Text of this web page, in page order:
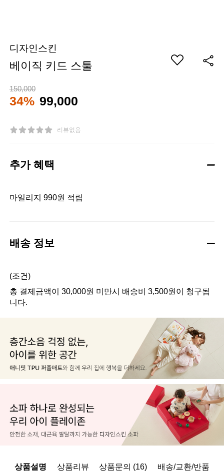
디자인스킨
베이직 키드 스툴
150,000
34% 99,000
리뷰없음
추가 혜택
마일리지 990원 적립
배송 정보
(조건)
총 결제금액이 30,000원 미만시 배송비 3,500원이 청구됩
니다.
상품설명 상품리뷰 상품문의 (16) 배송/교환/반품